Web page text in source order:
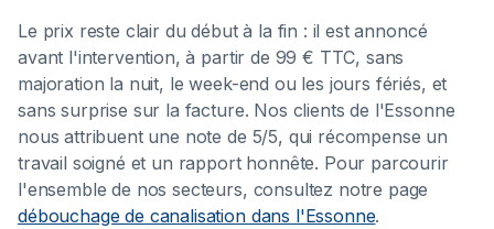
Le prix reste clair du début à la fin : il est annoncé
avant l'intervention, à partir de 99 € TTC, sans
majoration la nuit, le week-end ou les jours fériés, et
sans surprise sur la facture. Nos clients de l'Essonne
nous attribuent une note de 5/5, qui récompense un
travail soigné et un rapport honnête. Pour parcourir
l'ensemble de nos secteurs, consultez notre page
débouchage de canalisation dans l'Essonne.